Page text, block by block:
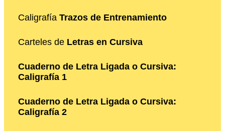
Caligrafía Trazos de Entrenamiento
Carteles de Letras en Cursiva
Cuaderno de Letra Ligada o Cursiva:
Caligrafía 1
Cuaderno de Letra Ligada o Cursiva:
Caligrafía 2